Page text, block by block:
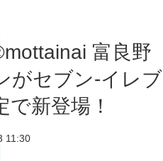
富良野
がセブン‐イレブ
で新登場！
11:30